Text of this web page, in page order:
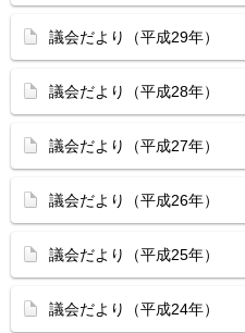
議会だより（平成29年）
議会だより（平成28年）
議会だより（平成27年）
議会だより（平成26年）
議会だより（平成25年）
議会だより（平成24年）